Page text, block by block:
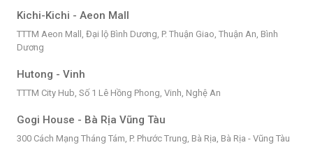
Kichi-Kichi - Aeon Mall
TTTM Aeon Mall, Đại lộ Bình Dương, P. Thuận Giao, Thuận An, Bình
Dương
Hutong - Vinh
TTTM City Hub, Số 1 Lê Hồng Phong, Vinh, Nghệ An
Gogi House - Bà Rịa Vũng Tàu
300 Cách Mạng Tháng Tám, P. Phước Trung, Bà Rịa, Bà Rịa - Vũng Tàu